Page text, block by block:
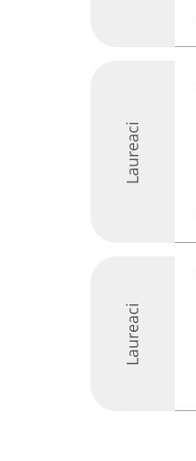
Laureaci
Laureaci